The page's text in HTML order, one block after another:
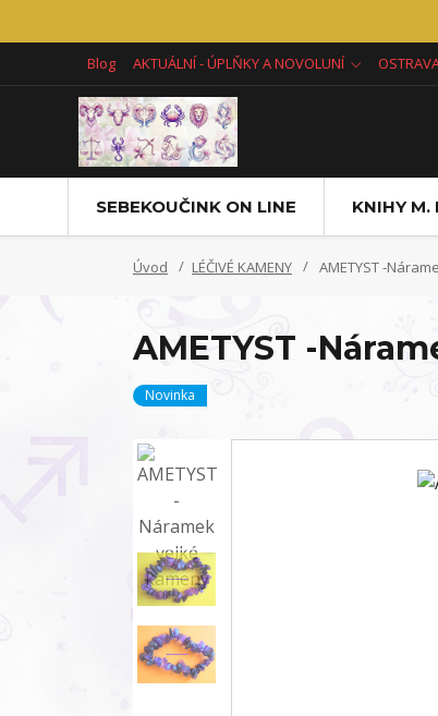
Blog AKTUÁLNÍ - ÚPLŇKY A NOVOLUNÍ
SEBEKOUČINK ON LINE KNIHY M.
Úvod LÉČIVÉ KAMENY AMETYST -
AMETYST -
Novinka